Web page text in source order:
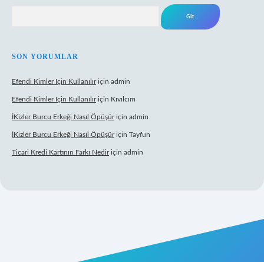
SON YORUMLAR
Efendi Kimler Için Kullanılıriçin admin
Efendi Kimler Için Kullanılıriçin Kıvılcım
İKizler Burcu Erkeği Nasıl Öpüşüriçin admin
İKizler Burcu Erkeği Nasıl Öpüşüriçin Tayfun
Ticari Kredi Kartının Farkı Nediriçin admin